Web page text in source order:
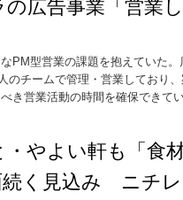
の広告事業「営業
PM型営業の課題を抱えていた
のチームで管理・営業しており
き営業活動の時間を確保できて
・やよい軒も「食
続く見込み ニチ